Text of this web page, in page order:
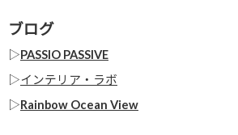
ブログ
▷PASSIO PASSIVE
▷インテリア・ラボ
▷Rainbow Ocean View